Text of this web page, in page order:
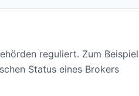
reguliert. Zum Beispiel
Status eines Brokers